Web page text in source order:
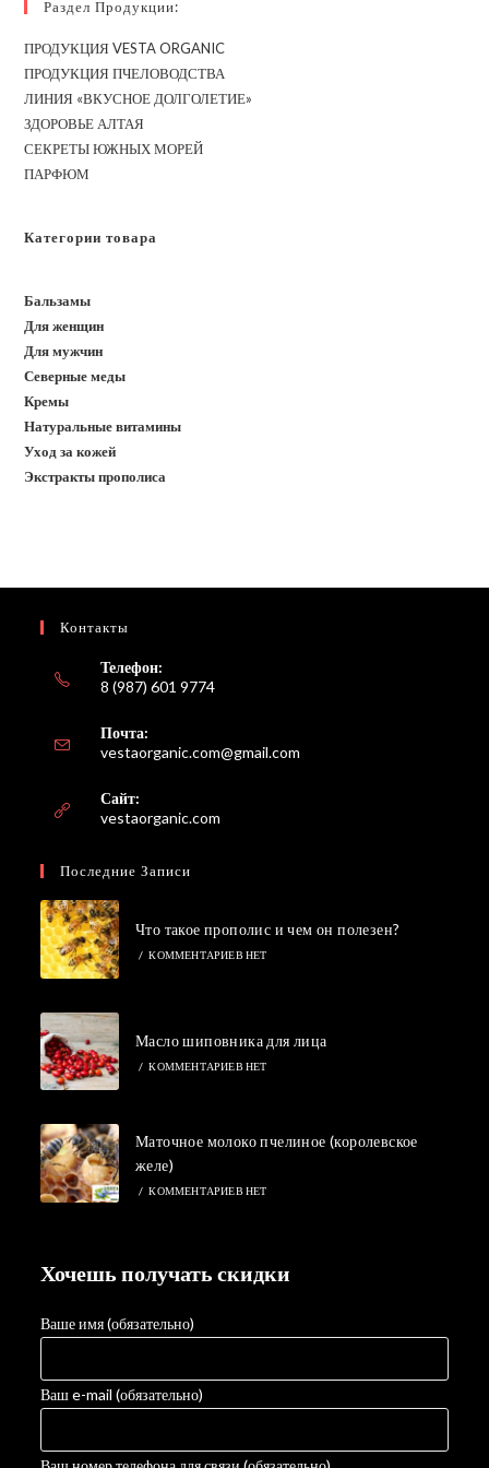
Раздел Продукции:
ПРОДУКЦИЯ VESTA ORGANIC
ПРОДУКЦИЯ ПЧЕЛОВОДСТВА
ЛИНИЯ «ВКУСНОЕ ДОЛГОЛЕТИЕ»
ЗДОРОВЬЕ АЛТАЯ
СЕКРЕТЫ ЮЖНЫХ МОРЕЙ
ПАРФЮМ
Категории товара
Бальзамы
Для женщин
Для мужчин
Северные меды
Кремы
Натуральные витамины
Уход за кожей
Экстракты прополиса
Контакты
Телефон:
8 (987) 601 9774
Почта:
vestaorganic.com@gmail.com
Сайт:
vestaorganic.com
Последние Записи
Что такое прополис и чем он полезен?
/ КОММЕНТАРИЕВ НЕТ
Масло шиповника для лица
/ КОММЕНТАРИЕВ НЕТ
Маточное молоко пчелиное (королевское
желе)
/ КОММЕНТАРИЕВ НЕТ
Хочешь получать скидки
Ваше имя (обязательно)
Ваш e-mail (обязательно)